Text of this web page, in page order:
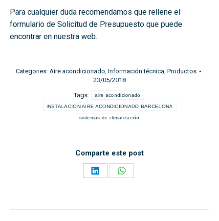
Para cualquier duda recomendamos que rellene el
formulario de Solicitud de Presupuesto que puede
encontrar en nuestra web.
Categories: Aire acondicionado, Información técnica, Productos
23/05/2018
Tags: aire acondicionado
INSTALACION AIRE ACONDICIONADO BARCELONA
sistemas de climatización
Comparte este post
Share
Share